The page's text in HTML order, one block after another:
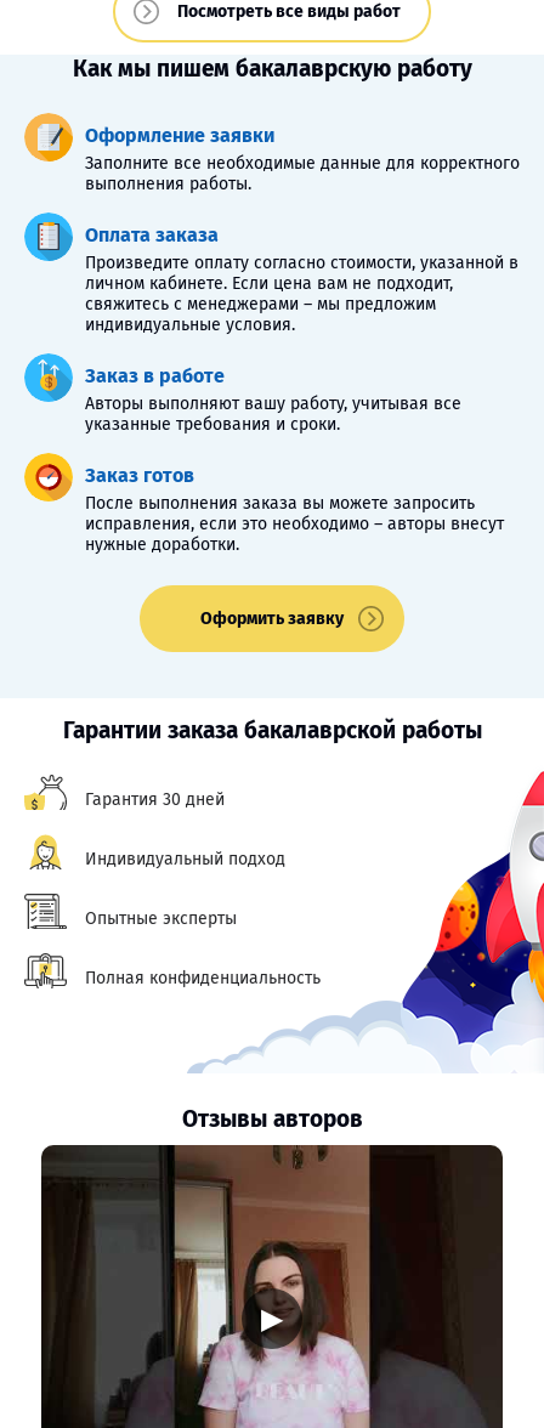
Посмотреть все виды работ
Как мы пишем бакалаврскую работу
Оформление заявки
Заполните все необходимые данные для корректного
выполнения работы.
Оплата заказа
Произведите оплату согласно стоимости, указанной в
личном кабинете. Если цена вам не подходит,
свяжитесь с менеджерами – мы предложим
индивидуальные условия.
Заказ в работе
Авторы выполняют вашу работу, учитывая все
указанные требования и сроки.
Заказ готов
После выполнения заказа вы можете запросить
исправления, если это необходимо – авторы внесут
нужные доработки.
Оформить заявку
Гарантии заказа бакалаврской работы
Гарантия 30 дней
Индивидуальный подход
Опытные эксперты
Полная конфиденциальность
Отзывы авторов
▶